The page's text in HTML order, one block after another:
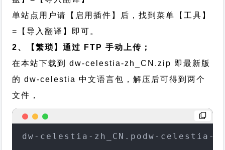
单站点用户请【启用插件】后，找到菜单【工具】
=【导入翻译】即可。
2、【繁琐】通过 FTP 手动上传；
在本站下载到dw-celestia-zh_CN.zip 即最新版
的 dw-celestia 中文语言包，解压后可得到两个
文件，
dw-celestia-zh_CN.podw-celestia-